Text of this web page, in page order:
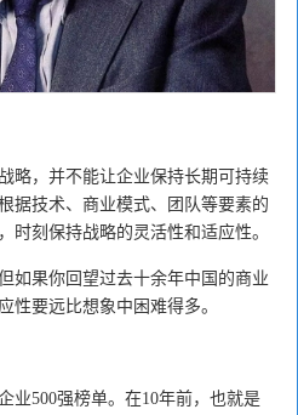
，并不能让企业保持长期可持续
据技术、商业模式、团队等要素的
时刻保持战略的灵活性和适应性。
果你回望过去十余年中国的商业
性要远比想象中困难得多。
500强榜单。在10年前，也就是